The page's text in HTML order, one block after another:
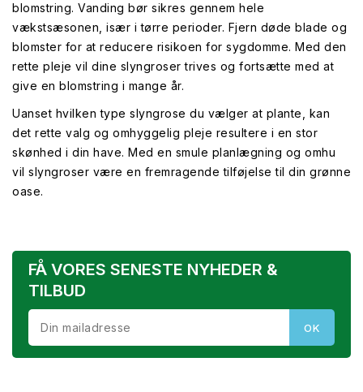
blomstring. Vanding bør sikres gennem hele
vækstsæsonen, især i tørre perioder. Fjern døde blade og
blomster for at reducere risikoen for sygdomme. Med den
rette pleje vil dine slyngroser trives og fortsætte med at
give en blomstring i mange år.
Uanset hvilken type slyngrose du vælger at plante, kan
det rette valg og omhyggelig pleje resultere i en stor
skønhed i din have. Med en smule planlægning og omhu
vil slyngroser være en fremragende tilføjelse til din grønne
oase.
FÅ VORES SENESTE NYHEDER &
TILBUD